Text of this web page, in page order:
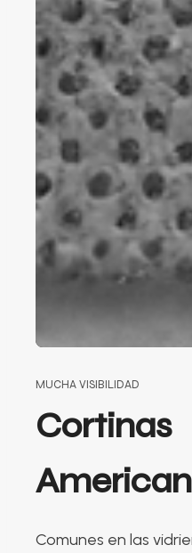
MUCHA VISIBILIDAD
Cortinas
Comunes en las